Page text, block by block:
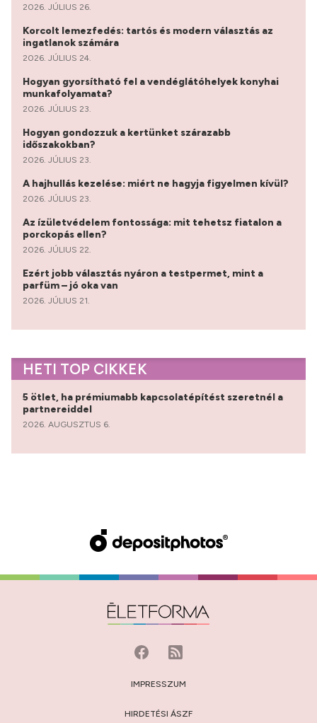
2026. JÚLIUS 26.
Korcolt lemezfedés: tartós és modern választás az
ingatlanok számára
2026. JÚLIUS 24.
Hogyan gyorsítható fel a vendéglátóhelyek konyhai
munkafolyamata?
2026. JÚLIUS 23.
Hogyan gondozzuk a kertünket szárazabb
időszakokban?
2026. JÚLIUS 23.
A hajhullás kezelése: miért ne hagyja figyelmen kívül?
2026. JÚLIUS 23.
Az ízületvédelem fontossága: mit tehetsz fiatalon a
porckopás ellen?
2026. JÚLIUS 22.
Ezért jobb választás nyáron a testpermet, mint a
parfüm – jó oka van
2026. JÚLIUS 21.
HETI TOP CIKKEK
5 ötlet, ha prémiumabb kapcsolatépítést szeretnél a
partnereiddel
2026. AUGUSZTUS 6.
IMPRESSZUM
HIRDETÉSI ÁSZF